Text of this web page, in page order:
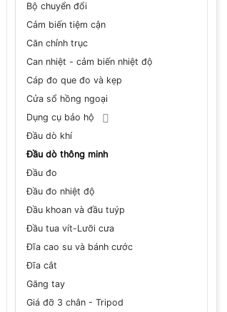
Bộ chuyển đổi
Cảm biến tiệm cận
Căn chỉnh trục
Can nhiệt - cảm biến nhiệt độ
Cáp đo que đo và kẹp
Cửa sổ hồng ngoại
Dụng cụ bảo hộ
Đầu dò khí
Đầu dò thông minh
Đầu đo
Đầu đo nhiệt độ
Đầu khoan và đầu tuýp
Đầu tua vít-Lưỡi cưa
Đĩa cao su và bánh cước
Đĩa cắt
Găng tay
Giá đỡ 3 chân - Tripod